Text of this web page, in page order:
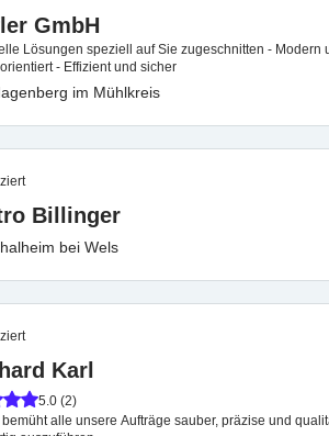
GmbH
Lösungen speziell auf Sie zugeschnitten - Modern
- Effizient und sicher
im Mühlkreis
Billinger
bei Wels
Karl
5.0 (2)
alle unsere Aufträge sauber, präzise und